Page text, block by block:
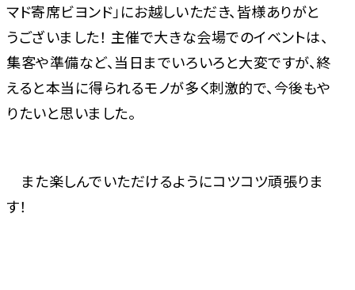
マド寄席ビヨンド」にお越しいただき、皆様ありがと
うございました！ 主催で大きな会場でのイベントは、
集客や準備など、当日までいろいろと大変ですが、終
えると本当に得られるモノが多く刺激的で、今後もや
りたいと思いました。
また楽しんでいただけるようにコツコツ頑張りま
す！